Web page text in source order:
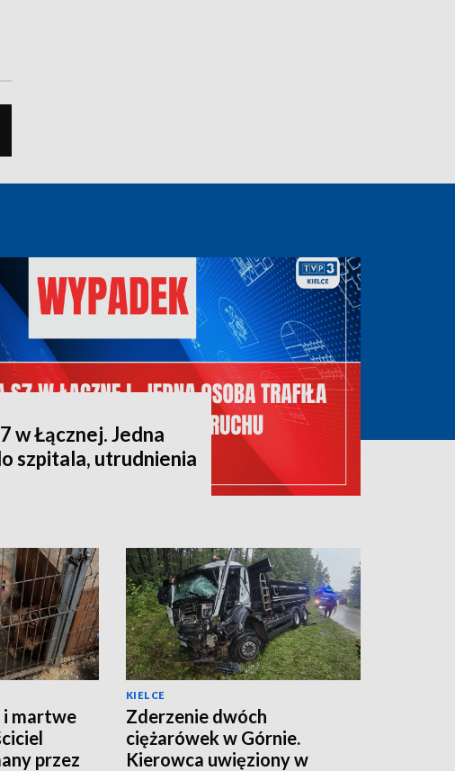
w Łącznej. Jedna
szpitala, utrudnienia
i martwe
przez
KIELCE
Zderzenie dwóch
ciężarówek w Górnie.
Kierowca uwięziony w